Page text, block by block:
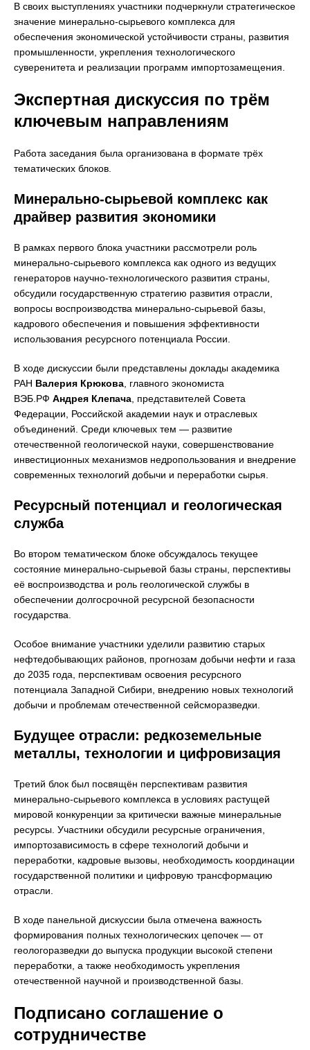
В своих выступлениях участники подчеркнули стратегическое
значение минерально-сырьевого комплекса для
обеспечения экономической устойчивости страны, развития
промышленности, укрепления технологического
суверенитета и реализации программ импортозамещения.
Экспертная дискуссия по трём
ключевым направлениям
Работа заседания была организована в формате трёх
тематических блоков.
Минерально-сырьевой комплекс как
драйвер развития экономики
В рамках первого блока участники рассмотрели роль
минерально-сырьевого комплекса как одного из ведущих
генераторов научно-технологического развития страны,
обсудили государственную стратегию развития отрасли,
вопросы воспроизводства минерально-сырьевой базы,
кадрового обеспечения и повышения эффективности
использования ресурсного потенциала России.
В ходе дискуссии были представлены доклады академика
РАН Валерия Крюкова , главного экономиста
ВЭБ.РФ Андрея Клепача , представителей Совета
Федерации, Российской академии наук и отраслевых
объединений. Среди ключевых тем — развитие
отечественной геологической науки, совершенствование
инвестиционных механизмов недропользования и внедрение
современных технологий добычи и переработки сырья.
Ресурсный потенциал и геологическая
служба
Во втором тематическом блоке обсуждалось текущее
состояние минерально-сырьевой базы страны, перспективы
её воспроизводства и роль геологической службы в
обеспечении долгосрочной ресурсной безопасности
государства.
Особое внимание участники уделили развитию старых
нефтедобывающих районов, прогнозам добычи нефти и газа
до 2035 года, перспективам освоения ресурсного
потенциала Западной Сибири, внедрению новых технологий
добычи и проблемам отечественной сейсморазведки.
Будущее отрасли: редкоземельные
металлы, технологии и цифровизация
Третий блок был посвящён перспективам развития
минерально-сырьевого комплекса в условиях растущей
мировой конкуренции за критически важные минеральные
ресурсы. Участники обсудили ресурсные ограничения,
импортозависимость в сфере технологий добычи и
переработки, кадровые вызовы, необходимость координации
государственной политики и цифровую трансформацию
отрасли.
В ходе панельной дискуссии была отмечена важность
формирования полных технологических цепочек — от
геологоразведки до выпуска продукции высокой степени
переработки, а также необходимость укрепления
отечественной научной и производственной базы.
Подписано соглашение о
сотрудничестве